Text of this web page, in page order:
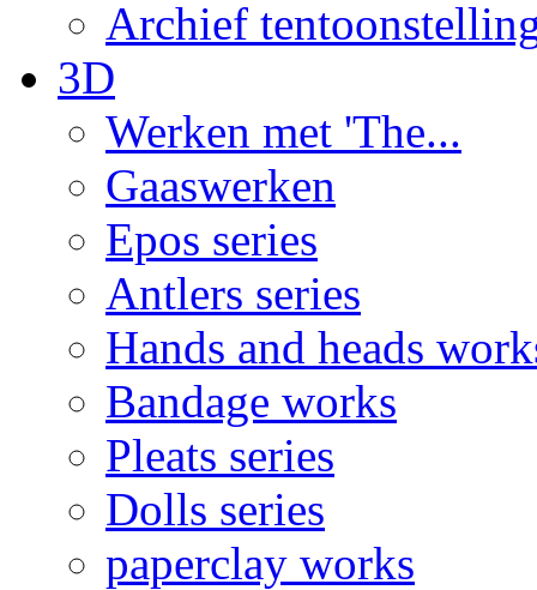
Archief
3D
Werken met 'The...
Gaaswerken
Epos series
Antlers series
Hands and heads
Bandage works
Pleats series
Dolls series
paperclay works